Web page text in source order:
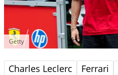
Getty
Charles Leclerc Ferrari